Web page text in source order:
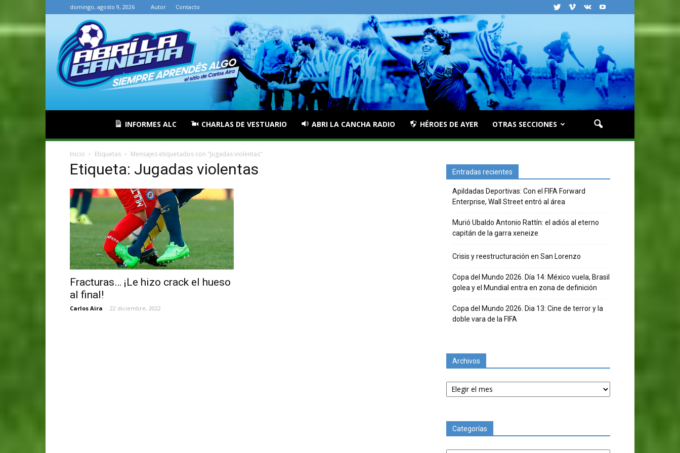
domingo, agosto 9, 2026 Autor Contacto
INFORMES ALC CHARLAS DE VESTUARIO ABRI LA CANCHA RADIO HÉROES DE AYER OTRAS SECCIONES
Inicio Etiquetas Mensajes etiquetados con "Jugadas violentas"
Etiqueta: Jugadas violentas
Fracturas… ¡Le hizo crack el hueso
al final!
Carlos Aira - 22 diciembre, 2022
Entradas recientes
Apildadas Deportivas: Con el FIFA Forward
Enterprise, Wall Street entró al área
Murió Ubaldo Antonio Rattín: el adiós al eterno
capitán de la garra xeneize
Crisis y reestructuración en San Lorenzo
Copa del Mundo 2026. Día 14: México vuela, Brasil
golea y el Mundial entra en zona de definición
Copa del Mundo 2026. Dia 13: Cine de terror y la
doble vara de la FIFA
Archivos
Archivos
Categorías
Categorías